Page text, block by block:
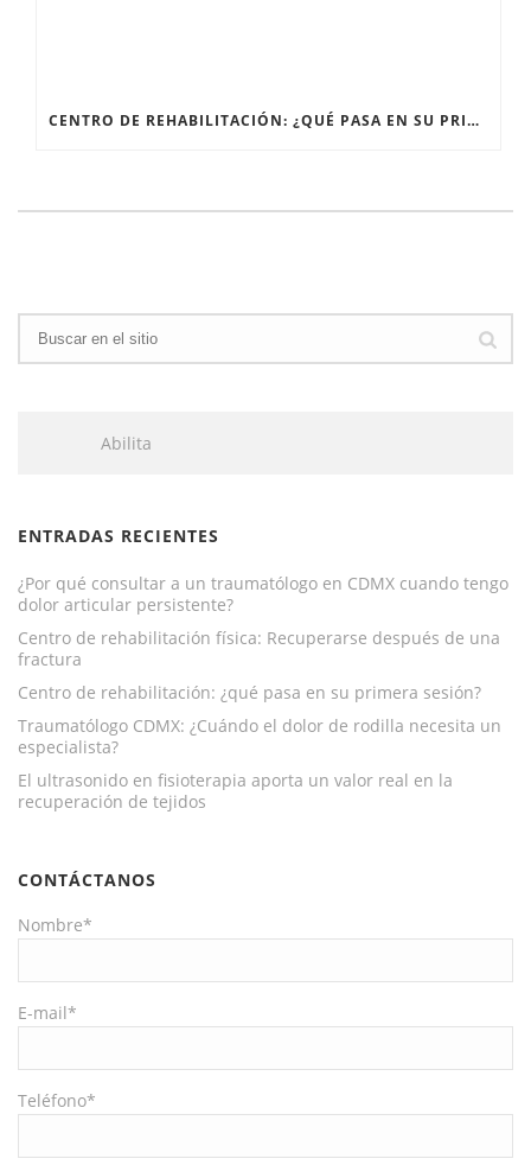
CENTRO DE REHABILITACIÓN: ¿QUÉ PASA EN SU PRIMERA SESIÓN?
Abilita
ENTRADAS RECIENTES
¿Por qué consultar a un traumatólogo en CDMX cuando tengo
dolor articular persistente?
Centro de rehabilitación física: Recuperarse después de una
fractura
Centro de rehabilitación: ¿qué pasa en su primera sesión?
Traumatólogo CDMX: ¿Cuándo el dolor de rodilla necesita un
especialista?
El ultrasonido en fisioterapia aporta un valor real en la
recuperación de tejidos
CONTÁCTANOS
Nombre*
E-mail*
Teléfono*